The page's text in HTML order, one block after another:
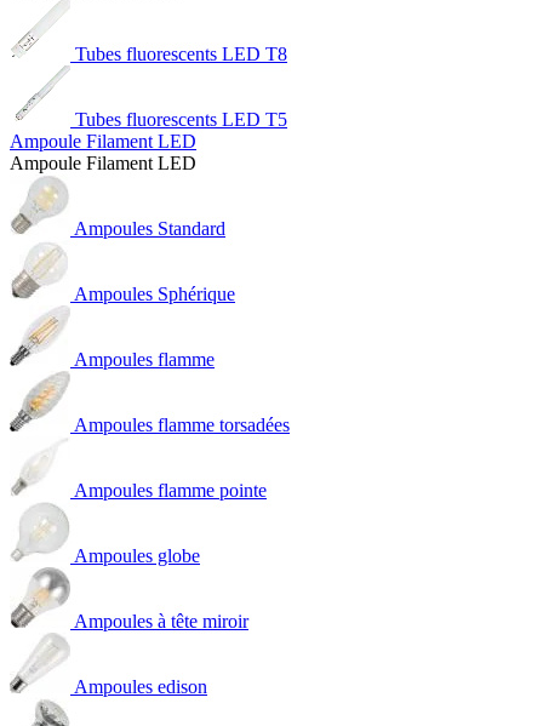
Tubes fluorescents LED T8
Tubes fluorescents LED T5
Ampoule Filament LED
Ampoule Filament LED
Ampoules Standard
Ampoules Sphérique
Ampoules flamme
Ampoules flamme torsadées
Ampoules flamme pointe
Ampoules globe
Ampoules à tête miroir
Ampoules edison